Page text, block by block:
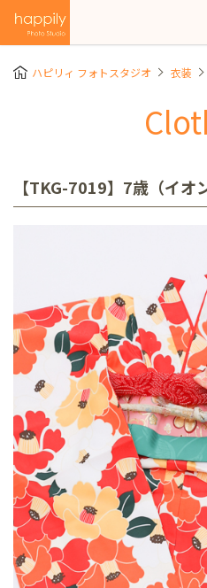
ハピリィ フォトスタジオ 衣装
【TKG-7019】7歳（イオ